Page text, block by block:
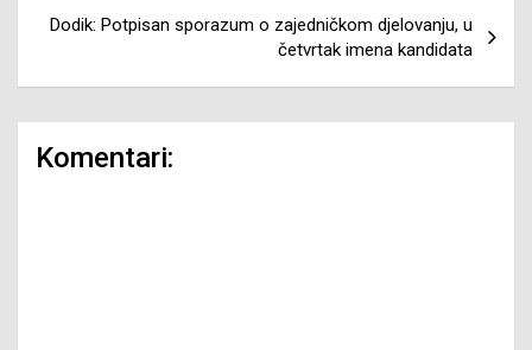
Dodik: Potpisan sporazum o zajedničkom djelovanju, u
četvrtak imena kandidata
Komentari: